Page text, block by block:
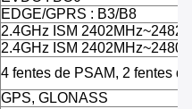
EDGE/GPRS : B3/B8
2.4GHz ISM
2.4GHz ISM
4 fentes de PSAM, 2 fentes
GPS, GLONASS